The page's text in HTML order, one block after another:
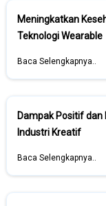
Meningkatkan
Teknologi Wearable
Baca Selengkapnya..
Dampak Positif
Industri Kreatif
Baca Selengkapnya..